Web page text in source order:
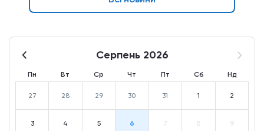
Серпень 2026
Пн Вт Ср Чт Пт Сб Нд
27 28 29 30 31 1 2
3 4 5 6 7 8 9